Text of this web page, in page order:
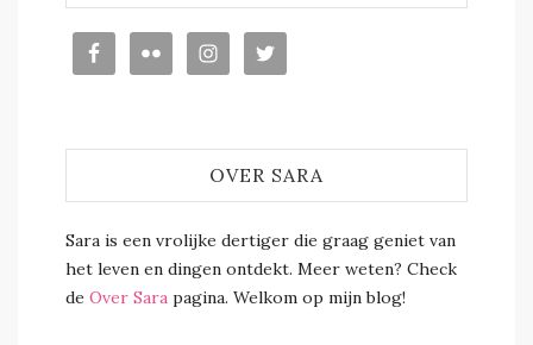
OVER SARA
Sara is een vrolijke dertiger die graag geniet van
het leven en dingen ontdekt. Meer weten? Check
de Over Sara pagina. Welkom op mijn blog!